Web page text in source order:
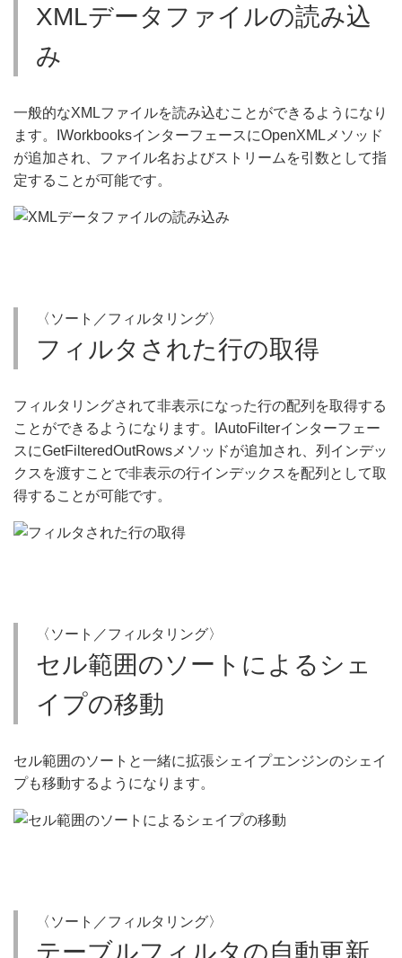
XMLデータファイルの読み込
み
一般的なXMLファイルを読み込むことができるようになり
ます。IWorkbooksインターフェースにOpenXMLメソッド
が追加され、ファイル名およびストリームを引数として指
定することが可能です。
〈ソート／フィルタリング〉
フィルタされた行の取得
フィルタリングされて非表示になった行の配列を取得する
ことができるようになります。IAutoFilterインターフェー
スにGetFilteredOutRowsメソッドが追加され、列インデッ
クスを渡すことで非表示の行インデックスを配列として取
得することが可能です。
〈ソート／フィルタリング〉
セル範囲のソートによるシェ
イプの移動
セル範囲のソートと一緒に拡張シェイプエンジンのシェイ
プも移動するようになります。
〈ソート／フィルタリング〉
テーブルフィルタの自動更新